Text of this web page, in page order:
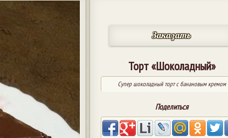
Заказать
Торт «Шоколадный»
Супер шоколадный торт с банановым кремом
Поделиться